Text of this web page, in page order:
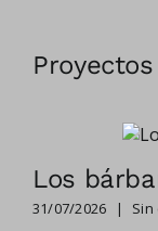
Los
31/07/2026 |